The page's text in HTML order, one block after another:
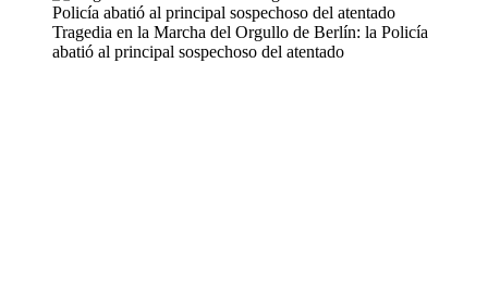
Tragedia en la Marcha del Orgullo de Berlín: la Policía
abatió al principal sospechoso del atentado